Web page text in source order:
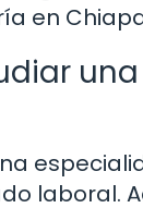
en
laboral.